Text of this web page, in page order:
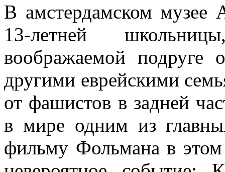
В амстердамском музее
13-летней
воображаемой
другими еврейскими
от фашистов в задней
в мире одним из
фильму Фольмана в